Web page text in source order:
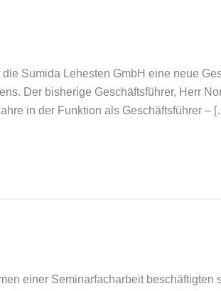
Sumida Lehesten GmbH eine neue
Der bisherige Geschäftsführer, Herr
in der Funktion als Geschäftsführer –
einer Seminarfacharbeit beschäftigten